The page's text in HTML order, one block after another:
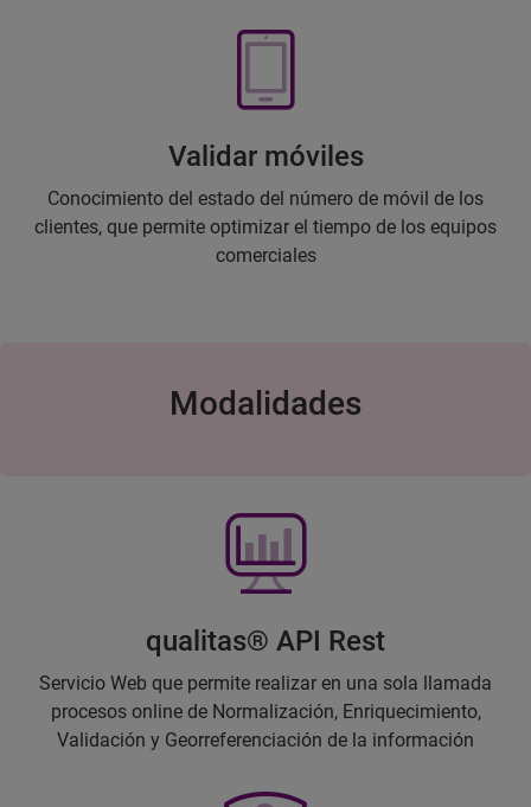
Validar móviles
Conocimiento del estado del número de móvil de los
clientes, que permite optimizar el tiempo de los equipos
comerciales
Modalidades
qualitas® API Rest
Servicio Web que permite realizar en una sola llamada
procesos online de Normalización, Enriquecimiento,
Validación y Georreferenciación de la información